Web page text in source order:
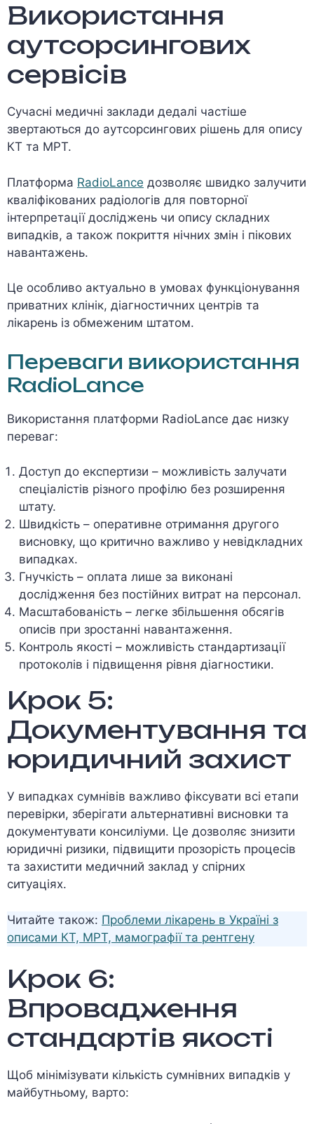
Використання
аутсорсингових
сервісів
Сучасні медичні заклади дедалі частіше
звертаються до аутсорсингових рішень для опису
КТ та МРТ.
Платформа RadioLance дозволяє швидко залучити
кваліфікованих радіологів для повторної
інтерпретації досліджень чи опису складних
випадків, а також покриття нічних змін і пікових
навантажень.
Це особливо актуально в умовах функціонування
приватних клінік, діагностичних центрів та
лікарень із обмеженим штатом.
Переваги використання
RadioLance
Використання платформи RadioLance дає низку
переваг:
Доступ до експертизи – можливість залучати
спеціалістів різного профілю без розширення
штату.
Швидкість – оперативне отримання другого
висновку, що критично важливо у невідкладних
випадках.
Гнучкість – оплата лише за виконані
дослідження без постійних витрат на персонал.
Масштабованість – легке збільшення обсягів
описів при зростанні навантаження.
Контроль якості – можливість стандартизації
протоколів і підвищення рівня діагностики.
Крок 5:
Документування та
юридичний захист
У випадках сумнівів важливо фіксувати всі етапи
перевірки, зберігати альтернативні висновки та
документувати консиліуми. Це дозволяє знизити
юридичні ризики, підвищити прозорість процесів
та захистити медичний заклад у спірних
ситуаціях.
Читайте також: Проблеми лікарень в Україні з
описами КТ, МРТ, мамографії та рентгену
Крок 6:
Впровадження
стандартів якості
Щоб мінімізувати кількість сумнівних випадків у
майбутньому, варто: